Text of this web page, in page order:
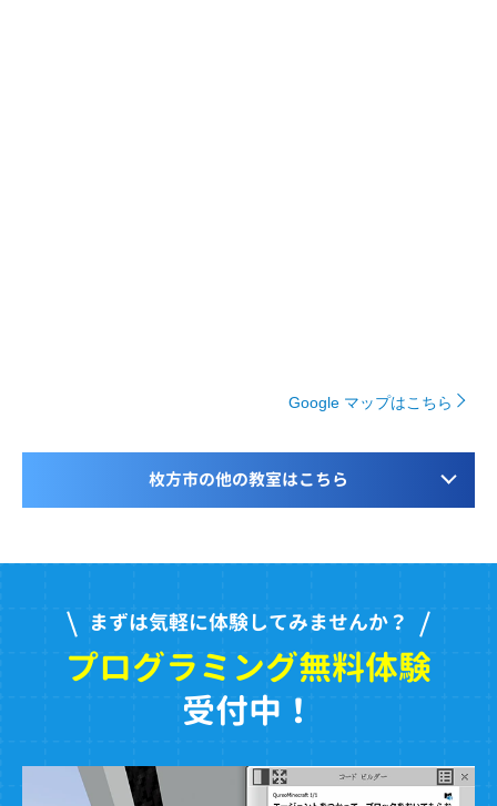
Google マップはこちら
枚方市の他の教室はこちら
まずは気軽に体験してみませんか？
プログラミング無料体験
受付中！